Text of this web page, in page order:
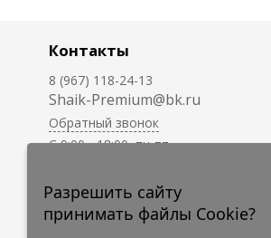
Контакты
8 (967) 118-24-13
Shaik-Premium@bk.ru
Обратный звонок
C 9:00 - 18:00, пн-пт
круглосуточно.
Разрешить сайту
принимать файлы Cookie?